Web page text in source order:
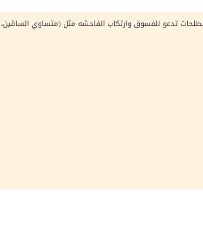
تدعو للفسوق وارتكاب الفاحشه مثل (متساوي